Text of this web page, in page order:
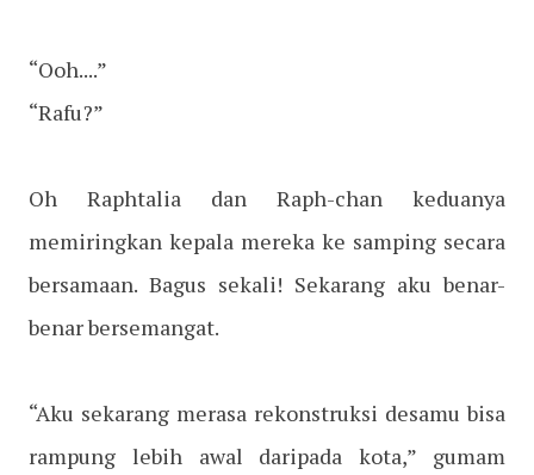
“Ooh....”
“Rafu?”
Oh Raphtalia dan Raph-chan keduanya
memiringkan kepala mereka ke samping secara
bersamaan. Bagus sekali! Sekarang aku benar-
benar bersemangat.
“Aku sekarang merasa rekonstruksi desamu bisa
rampung lebih awal daripada kota,” gumam